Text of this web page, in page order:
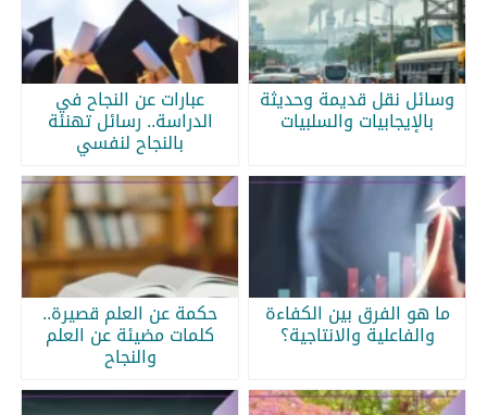
وسائل نقل قديمة وحديثة
بالإيجابيات والسلبيات
عبارات عن النجاح في
الدراسة.. رسائل تهنئة
بالنجاح لنفسي
ما هو الفرق بين الكفاءة
والفاعلية والانتاجية؟
حكمة عن العلم قصيرة..
كلمات مضيئة عن العلم
والنجاح